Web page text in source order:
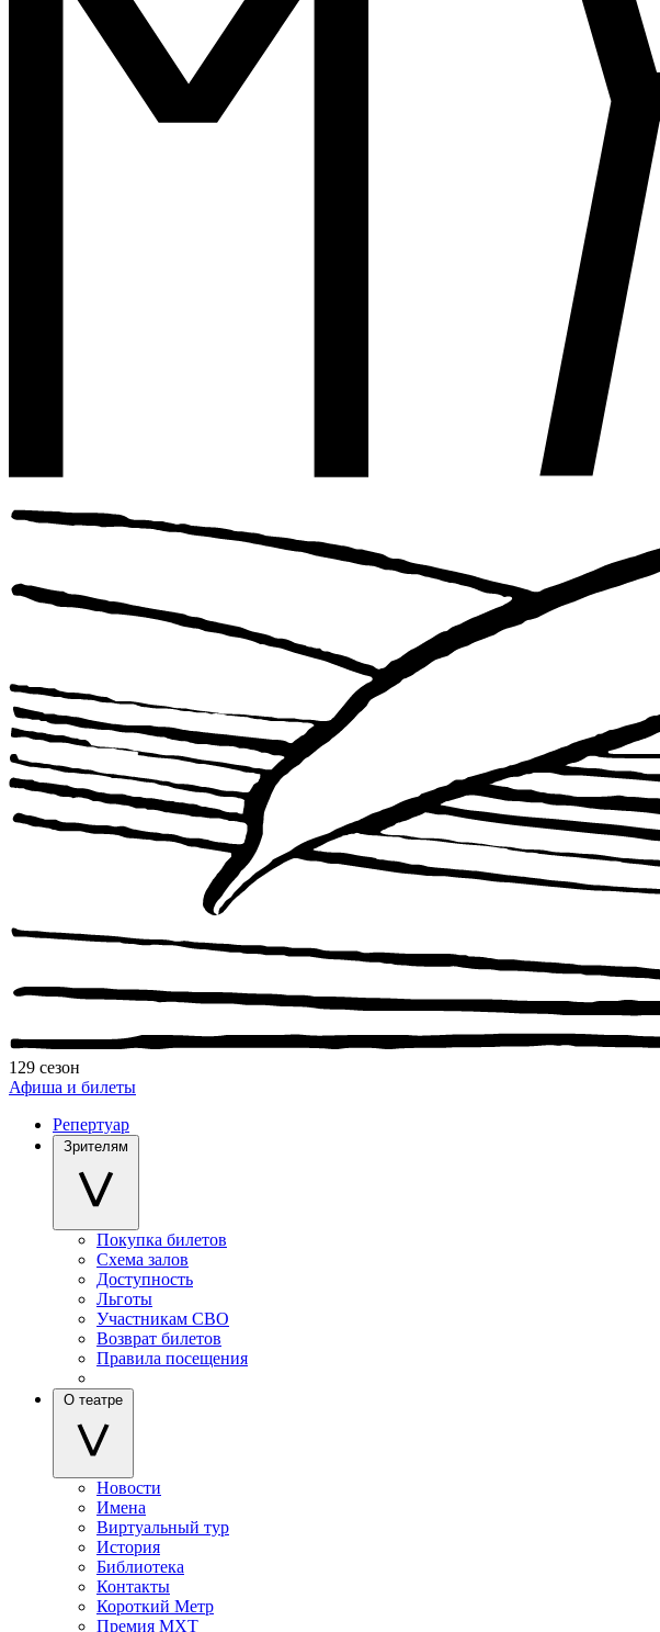
129 сезон
Афиша и билеты
Репертуар
Зрителям
Покупка билетов
Схема залов
Доступность
Льготы
Участникам СВО
Возврат билетов
Правила посещения
О театре
Новости
Имена
Виртуальный тур
История
Библиотека
Контакты
Короткий Метр
Премия МХТ